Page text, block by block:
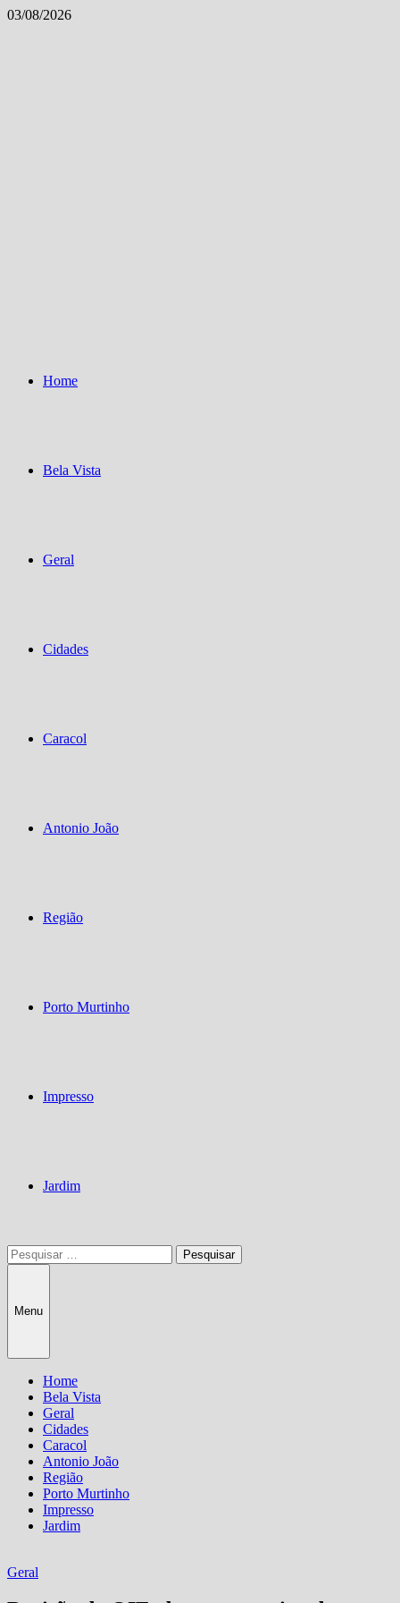
Skip
03/08/2026
Home
Bela Vista
Geral
Cidades
Caracol
Antonio João
Região
Porto Murtinho
Impresso
Jardim
Pesquisar
por:
Menu
Home
Bela Vista
Geral
Cidades
Caracol
Antonio João
Região
Porto Murtinho
Impresso
Jardim
Geral